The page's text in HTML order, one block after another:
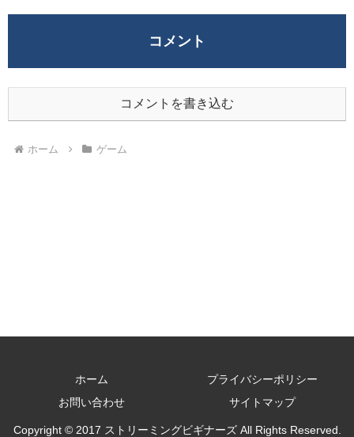
コメント
コメントを書き込む
ホーム ゲーム
ホーム
プライバシーポリシー
お問い合わせ
サイトマップ
Copyright © 2017 ストリーミングビギナーズ All Rights Reserved.